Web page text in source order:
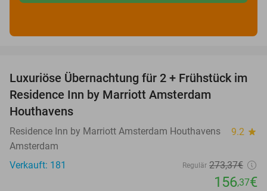
43%
Luxuriöse Übernachtung für 2 + Frühstück im
Residence Inn by Marriott Amsterdam
Houthavens
Residence Inn by Marriott Amsterdam Houthavens 9.2 star
Amsterdam
Verkauft: 181
Regulär 273,37€
156,37€